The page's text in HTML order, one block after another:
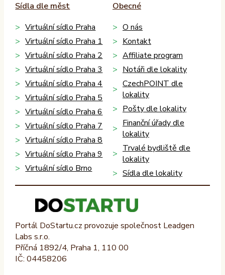
Sídla dle měst
Virtuální sídlo Praha
Virtuální sídlo Praha 1
Virtuální sídlo Praha 2
Virtuální sídlo Praha 3
Virtuální sídlo Praha 4
Virtuální sídlo Praha 5
Virtuální sídlo Praha 6
Virtuální sídlo Praha 7
Virtuální sídlo Praha 8
Virtuální sídlo Praha 9
Virtuální sídlo Brno
Obecné
O nás
Kontakt
Affiliate program
Notáři dle lokality
CzechPOINT dle
lokality
Pošty dle lokality
Finanční úřady dle
lokality
Trvalé bydliště dle
lokality
Sídla dle lokality
Portál DoStartu.cz provozuje společnost Leadgen
Labs s.r.o.
Příčná 1892/4, Praha 1, 110 00
IČ: 04458206